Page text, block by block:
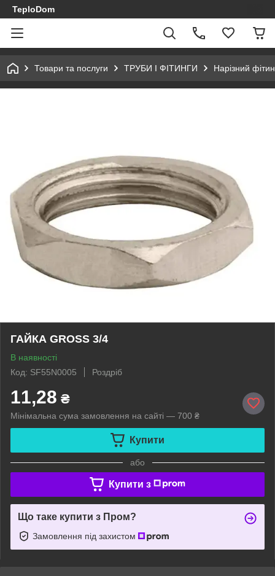
TeploDom
Товари та послуги ТРУБИ І ФІТИНГИ Нарізний
ГАЙКА GROSS 3/4
В наявності
Код: SF55N0005
Роздріб
11,28 ₴
Мінімальна сума замовлення на сайті — 700 ₴
Купити
або
Купити з
Що таке купити з Пром?
Замовлення під захистом